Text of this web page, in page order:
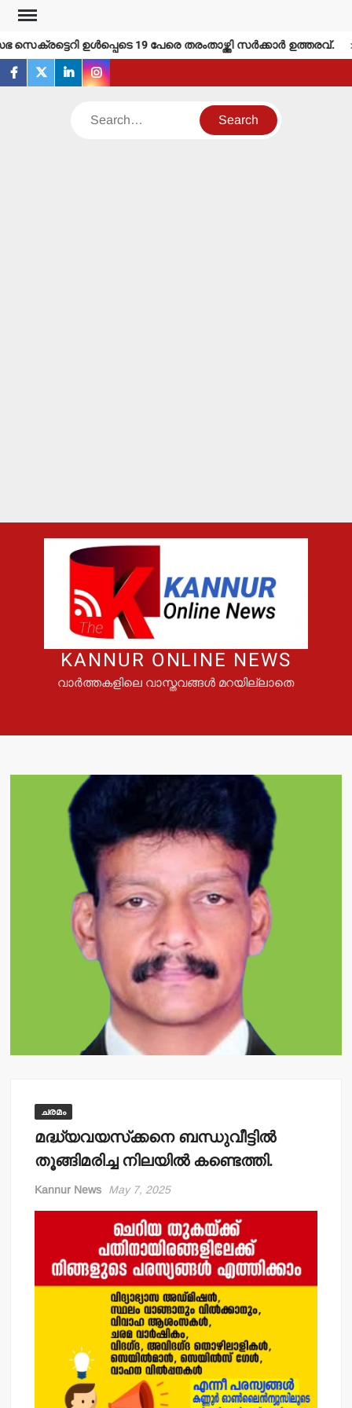
Skip
content
ഉള്‍പ്പെടെ 19 പേരെ തരംതാഴ്ത്തി സര്‍ക്കാര്‍ ഉത്തരവ്.
facebook
twitterlinkedininstagram
Search
KANNUR ONLINE NEWS
വാർത്തകളിലെ വാസ്തവങ്ങൾ മറയില്ലാതെ
ചരമം
മദ്ധ്യവയസ്‌ക്കനെ ബന്ധുവീട്ടില്‍
തൂങ്ങിമരിച്ച നിലയില്‍ കണ്ടെത്തി.
Kannur News May 7, 2025